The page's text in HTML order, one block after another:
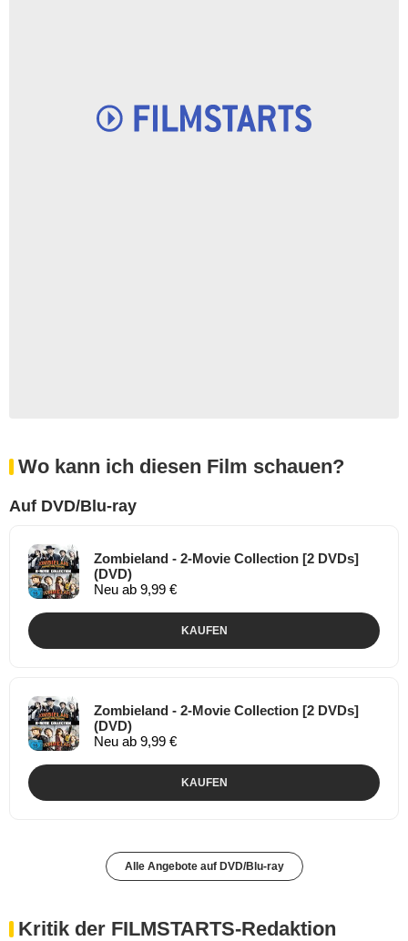
Wo kann ich diesen Film schauen?
Auf DVD/Blu-ray
Zombieland - 2-Movie Collection [2 DVDs]
(DVD)
Neu ab 9,99 €
KAUFEN
Zombieland - 2-Movie Collection [2 DVDs]
(DVD)
Neu ab 9,99 €
KAUFEN
Alle Angebote auf DVD/Blu-ray
Kritik der FILMSTARTS-Redaktion